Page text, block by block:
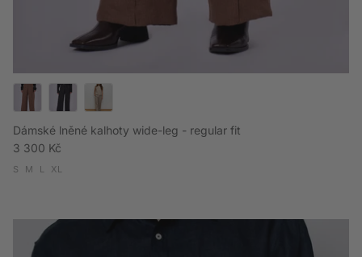
Dámské lněné kalhoty wide-leg - regular fit
Běžná cena
3 300 Kč
S M L XL